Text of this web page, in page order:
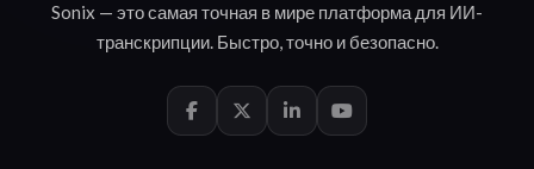
Sonix — это самая точная в мире платформа для ИИ-
транскрипции. Быстро,точнои безопасно.